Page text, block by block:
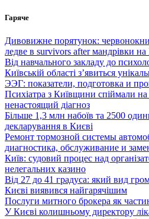
Перейти
вмісту
Гаряче
Дивовижне порятунок:
ледве в survivors after мандрівки
Від навчального закладу до
Київській області з’явиться
ЭЭГ: показатели, подготовка и
Психіатра з Київщини спіймали на
ненастоящий діагноз
Більше 1,3 млн набоїв та 2500
декларування в Києві
Ремонт тормозной системы
диагностика, обслуживание и
Київ: судовий процес над
нелегальних казино
Від 27 до 41 градуса: який вид
Києві виявився найгарячішим
Послуги митного брокера як
У Києві колишньому директору